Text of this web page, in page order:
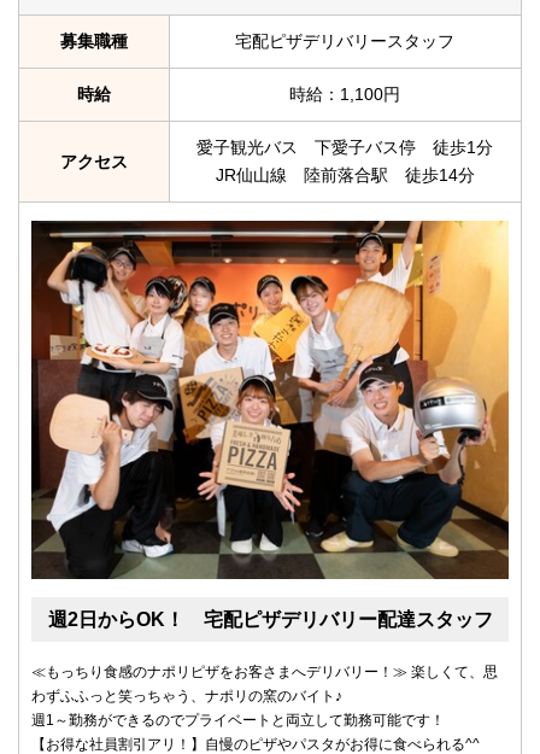
募集職種 宅配ピザデリバリースタッフ
時給 時給：1,100円
アクセス
愛子観光バス 下愛子バス停 徒歩1分
JR仙山線 陸前落合駅 徒歩14分
週2日からOK！ 宅配ピザデリバリー配達スタッフ
≪もっちり食感のナポリピザをお客さまへデリバリー！≫ 楽しくて、思
わずふふっと笑っちゃう、ナポリの窯のバイト♪
週1～勤務ができるのでプライベートと両立して勤務可能です！
【お得な社員割引アリ！】自慢のピザやパスタがお得に食べられる^^